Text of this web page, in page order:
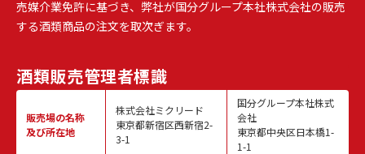
売媒介業免許に基づき、弊社が国分グループ本社株式会社の販売
する酒類商品の注文を取次ぎます。
酒類販売管理者標識
販売場の名称
及び所在地
株式会社ミクリード
東京都新宿区西新宿2-
3-1
国分グループ本社株式
会社
東京都中央区日本橋1-
1-1